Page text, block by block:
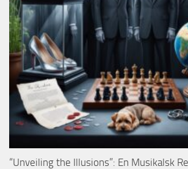
“Unveiling the Illusions”: En Musikalsk